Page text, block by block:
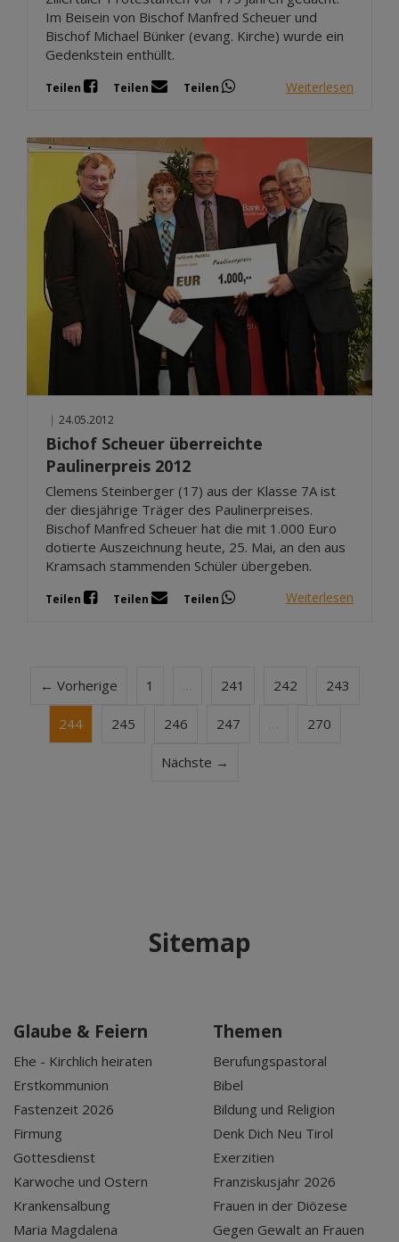
Im Beisein von Bischof Manfred Scheuer und
Bischof Michael Bünker (evang. Kirche) wurde ein
Gedenkstein enthüllt.
Teilen Teilen Teilen Weiterlesen
| 24.05.2012
Bichof Scheuer überreichte
Paulinerpreis 2012
Clemens Steinberger (17) aus der Klasse 7A ist
der diesjährige Träger des Paulinerpreises.
Bischof Manfred Scheuer hat die mit 1.000 Euro
dotierte Auszeichnung heute, 25. Mai, an den aus
Kramsach stammenden Schüler übergeben.
Teilen Teilen Teilen Weiterlesen
← Vorherige 1 241 242 243
244 245 246 247 270
Nächste →
Sitemap
Glaube & Feiern
Ehe - Kirchlich heiraten
Erstkommunion
Fastenzeit 2026
Firmung
Gottesdienst
Karwoche und Ostern
Krankensalbung
Maria Magdalena
Themen
Berufungspastoral
Bibel
Bildung und Religion
Denk Dich Neu Tirol
Exerzitien
Franziskusjahr 2026
Frauen in der Diözese
Gegen Gewalt an Frauen